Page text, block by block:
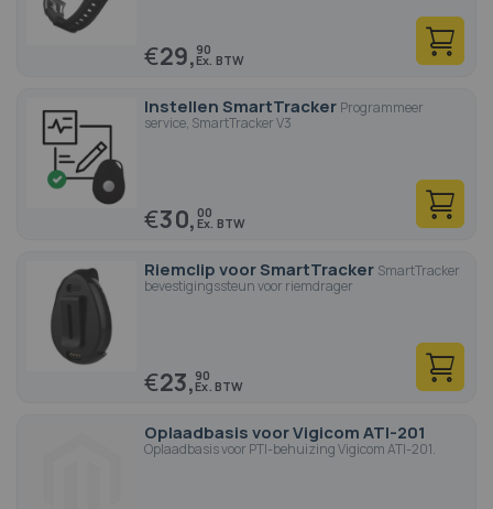
€29,90
Instellen SmartTracker Programmeer
service, SmartTracker V3
€30,00
Riemclip voor SmartTracker SmartTracker
bevestigingssteun voor riemdrager
€23,90
Oplaadbasis voor Vigicom ATI-201
Oplaadbasis voor PTI-behuizing Vigicom ATI-201.